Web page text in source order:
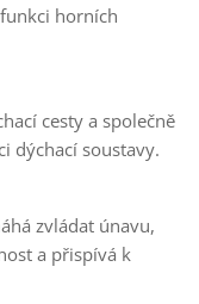
horních
cesty a společně
dýchací soustavy.
zvládat únavu,
a přispívá k